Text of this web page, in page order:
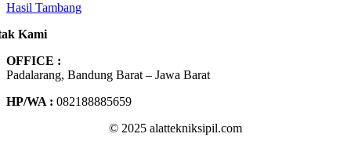
Hasil Tambang
Kami
OFFICE :
Padalarang, Bandung Barat – Jawa Barat
HP/WA : 082188885659
© 2025 alattekniksipil.com